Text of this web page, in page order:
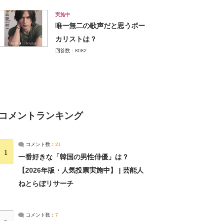
実施中
唯一無二の歌声だと思うボー
カリストは？
回答数：8082
コメントランキング
1
コメント数： 21
一番好きな「韓国の男性俳優」は？
【2026年版・人気投票実施中】 | 芸能人
ねとらぼリサーチ
コメント数： 7